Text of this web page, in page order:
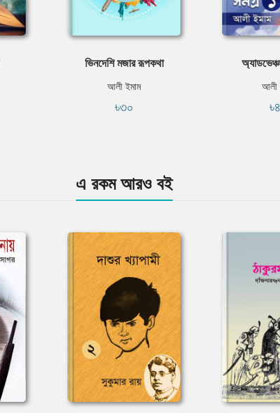
ভিনদেশি মজার রূপকথা
আলী ইমাম
৳৩০
আলী
এ রকম আরও বই